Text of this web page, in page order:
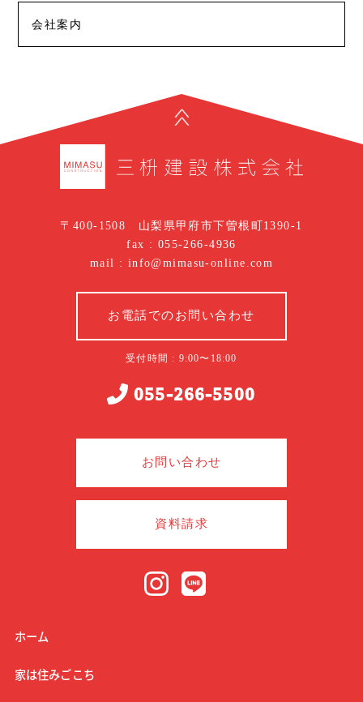
会社案内
〒400-1508 山梨県甲府市下曽根町1390-1
fax : 055-266-4936
mail : info@mimasu-online.com
お電話でのお問い合わせ
受付時間 : 9:00〜18:00
055-266-5500
お問い合わせ
資料請求
ホーム
家は住みごこち